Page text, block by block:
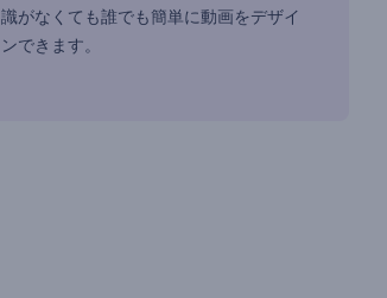
識がなくても誰でも簡単に動画をデザイ
ンできます。